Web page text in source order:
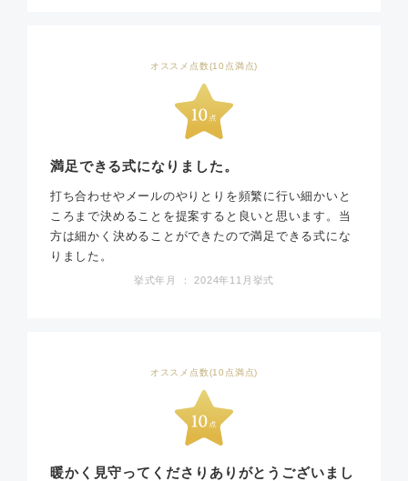
オススメ点数(10点満点)
満足できる式になりました。
打ち合わせやメールのやりとりを頻繁に行い細かいと
ころまで決めることを提案すると良いと思います。当
方は細かく決めることができたので満足できる式にな
りました。
挙式年月 ： 2024年11月挙式
オススメ点数(10点満点)
暖かく見守ってくださりありがとうございまし